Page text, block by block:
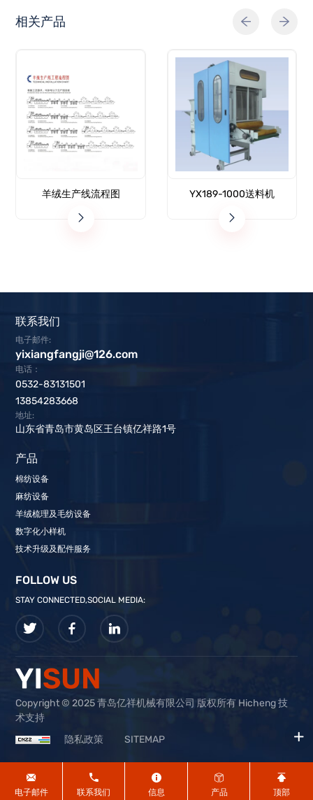
相关产品
羊绒生产线流程图 YX189-1000送料机
联系我们
电子邮件:
yixiangfangji@126.com
电话：
0532-83131501
13854283668
地址:
山东省青岛市黄岛区王台镇亿祥路1号
产品
棉纺设备
麻纺设备
羊绒梳理及毛纺设备
数字化小样机
技术升级及配件服务
FOLLOW US
STAY CONNECTED,SOCIAL MEDIA:
Copyright © 2025 青岛亿祥机械有限公司 版权所有 Hicheng 技
术支持
隐私政策
SITEMAP
电子邮件 联系我们 信息 产品 顶部